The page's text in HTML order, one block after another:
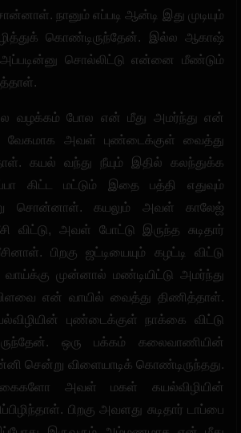
நானும் எப்படி ஆன்டி இது முடியும்
கொண்டிருந்தேன். இல்ல ஆகாஷ்
அப்படின்னு சொல்லிட்டு என்னை மீண்டும்
போல என் மீது அமர்ந்து என்
வேகமாக அவள் புண்டைக்குள் வைத்து
கயல் வந்து நீயும் இதில் கலந்துக்க
கிட்ட மட்டும் இதை பத்தி எதுவும்
சொன்னாள். கயலும் அவள் காலேஜ்
விட்டு, அவள் போட்டு இருந்த சுடிதார்
பிறகு ஜட்டியையும் கழட்டி விட்டு
முன்னால் மண்டியிட்டு அமர்ந்து
என் வாயில் வைத்து திணித்தாள்.
புண்டைக்குள் நாக்கை விட்டு
ஒரு பக்கம் கலைவாணியின்
சென்று விளையாடிக் கொண்டிருந்தது.
அவள் மகள் கயல்விழியின்
பிறகு அவளது சுடிதார் டாப்பை